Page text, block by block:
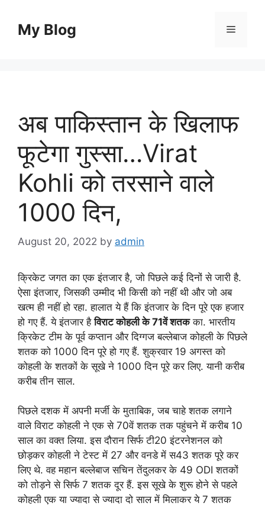
contentMy Blog Menu
अब पाकिस्तान के खिलाफ
फूटेगा गुस्सा…Virat
Kohli को तरसाने वाले
1000 दिन,
August 20, 2022 by admin
क्रिकेट जगत का एक इंतजार है, जो पिछले कई दिनों से जारी है.
ऐसा इंतजार, जिसकी उम्मीद भी किसी को नहीं थी और जो अब
खत्म ही नहीं हो रहा. हालात ये हैं कि इंतजार के दिन पूरे एक हजार
हो गए हैं. ये इंतजार हैविराट कोहली के 71वें शतकका. भारतीय
क्रिकेट टीम के पूर्व कप्तान और दिग्गज बल्लेबाज कोहली के पिछले
शतक को 1000 दिन पूरे हो गए हैं. शुक्रवार 19 अगस्त को
कोहली के शतकों के सूखे ने 1000 दिन पूरे कर लिए. यानी करीब
करीब तीन साल.
पिछले दशक में अपनी मर्जी के मुताबिक, जब चाहे शतक लगाने
वाले विराट कोहली ने एक से 70वें शतक तक पहुंचने में करीब 10
साल का वक्त लिया. इस दौरान सिर्फ टी20 इंटरनेशनल को
छोड़कर कोहली ने टेस्ट में 27 और वनडे में स43 शतक पूरे कर
लिए थे. वह महान बल्लेबाज सचिन तेंदुलकर के 49 ODI शतकों
को तोड़ने से सिर्फ 7 शतक दूर हैं. इस सूखे के शुरू होने से पहले
कोहली एक या ज्यादा से ज्यादा दो साल में मिलाकर ये 7 शतक